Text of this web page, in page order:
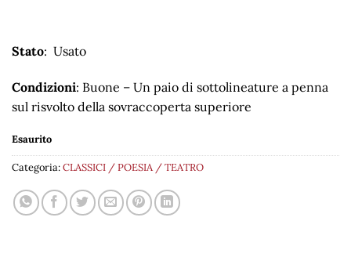
Stato: Usato
Condizioni: Buone – Un paio di sottolineature a penna
sul risvolto della sovraccoperta superiore
Esaurito
Categoria:CLASSICI / POESIA / TEATRO